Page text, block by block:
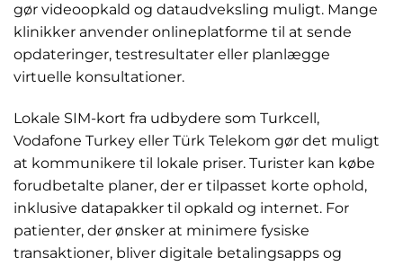
gør videoopkald og dataudveksling muligt. Mange
klinikker anvender onlineplatforme til at sende
opdateringer, testresultater eller planlægge
virtuelle konsultationer.
Lokale SIM-kort fra udbydere som Turkcell,
Vodafone Turkey eller Türk Telekom gør det muligt
at kommunikere til lokale priser. Turister kan købe
forudbetalte planer, der er tilpasset korte ophold,
inklusive datapakker til opkald og internet. For
patienter, der ønsker at minimere fysiske
transaktioner, bliver digitale betalingsapps og